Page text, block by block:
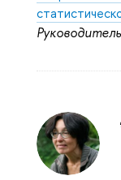
Руководитель